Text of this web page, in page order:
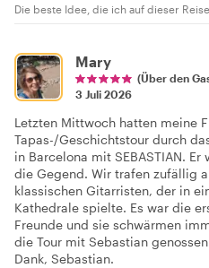
Die beste Idee, die ich auf dieser
Mary
(Über den
3 Juli 2026
Letzten Mittwoch hatten meine
Tapas-/Geschichtstour durch
in Barcelona mit SEBASTIAN.
die Gegend. Wir trafen zufällig
klassischen Gitarristen, der in
Kathedrale spielte. Es war die
Freunde und sie schwärmen
die Tour mit Sebastian
Dank, Sebastian.